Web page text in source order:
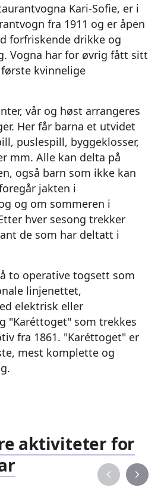
Kari-Sofie, er i
fra 1911 og er åpen
forfriskende drikke og
Vogna har for øvrig fått sitt
kvinnelige
vår og høst arrangeres
Her får barna et utvidet
puslespill, byggeklosser,
mm. Alle kan delta på
også barn som ikke kan
jakten i
og om sommeren i
hver sesong trekker
de som har deltatt i
to operative togsett som
linjenettet,
elektrisk eller
"Karéttoget" som trekkes
fra 1861. "Karéttoget" er
mest komplette og
aktiviteter for